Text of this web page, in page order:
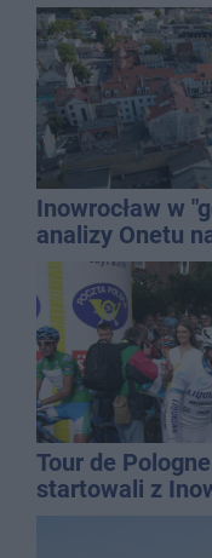
dyrektor SP 14
Inowrocław w
analizy Onetu
najbardziej
Tour de
startowali z